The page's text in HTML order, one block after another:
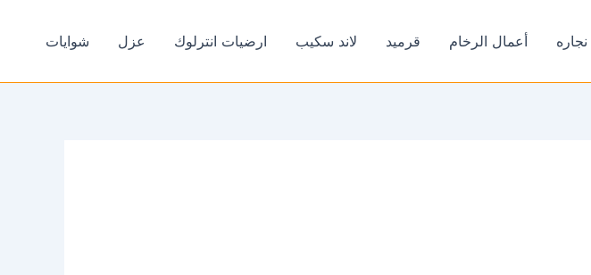
نجاره أعمال الرخام قرميد لاند سكيب ارضيات انترلوك عزل شوايات